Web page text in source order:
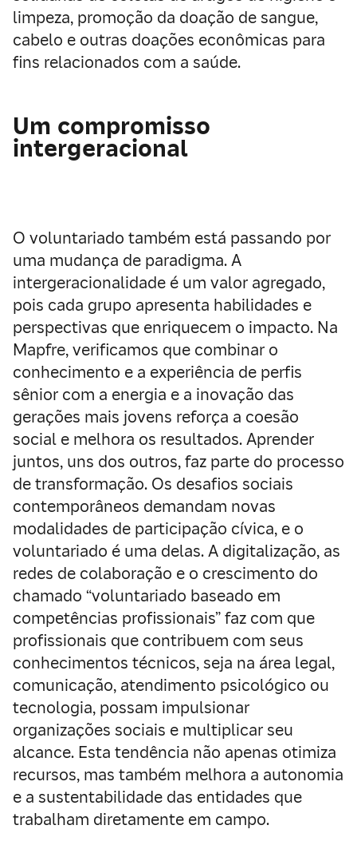
limpeza, promoção da doação de sangue,
cabelo e outras doações econômicas para
fins relacionados com a saúde.
Um compromisso
intergeracional
O voluntariado também está passando por
uma mudança de paradigma. A
intergeracionalidade é um valor agregado,
pois cada grupo apresenta habilidades e
perspectivas que enriquecem o impacto. Na
Mapfre, verificamos que combinar o
conhecimento e a experiência de perfis
sênior com a energia e a inovação das
gerações mais jovens reforça a coesão
social e melhora os resultados. Aprender
juntos, uns dos outros, faz parte do processo
de transformação. Os desafios sociais
contemporâneos demandam novas
modalidades de participação cívica, e o
voluntariado é uma delas. A digitalização, as
redes de colaboração e o crescimento do
chamado “voluntariado baseado em
competências profissionais” faz com que
profissionais que contribuem com seus
conhecimentos técnicos, seja na área legal,
comunicação, atendimento psicológico ou
tecnologia, possam impulsionar
organizações sociais e multiplicar seu
alcance. Esta tendência não apenas otimiza
recursos, mas também melhora a autonomia
e a sustentabilidade das entidades que
trabalham diretamente em campo.